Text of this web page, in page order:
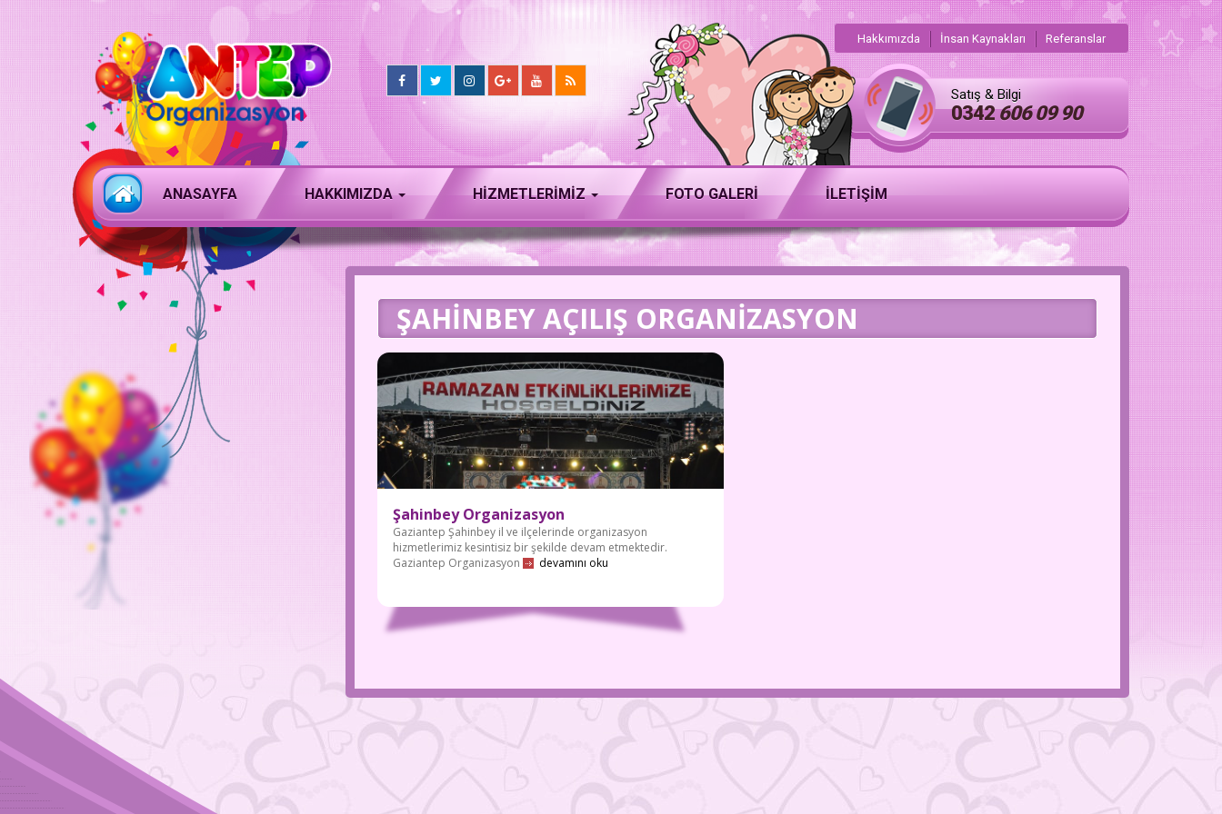
Hakkımızda İnsan Kaynakları Referanslar
Satış & Bilgi
0342606 09 90
ANASAYFA HAKKIMIZDA HIZMETLERIMIZ FOTO GALERİ İLETİŞİM
ŞAHINBEY AÇILIŞ ORGANIZASYON
Şahinbey Organizasyon
Gaziantep Şahinbey il ve ilçelerinde organizasyon
hizmetlerimiz kesintisiz bir şekilde devam etmektedir.
Gaziantep Organizasyon
devamını oku